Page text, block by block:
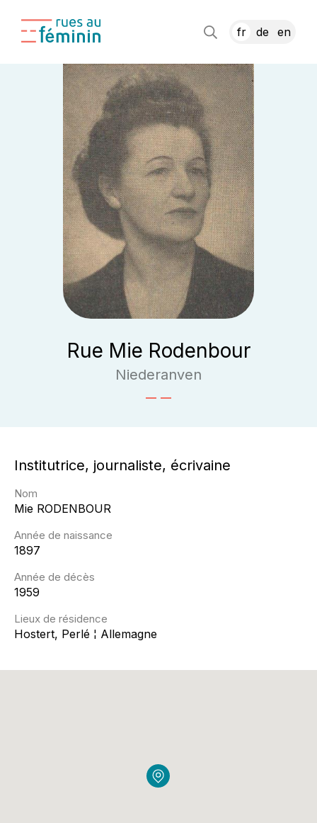
fr de en
Rue Mie Rodenbour
Niederanven
Institutrice, journaliste, écrivaine
Nom
Mie RODENBOUR
Année de naissance
1897
Année de décès
1959
Lieux de résidence
Hostert, Perlé ¦ Allemagne